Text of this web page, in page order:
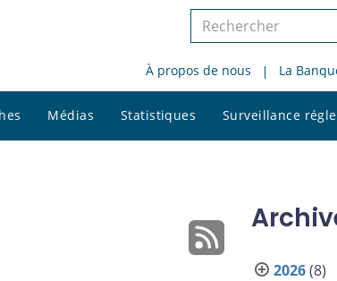
Rechercher
le
site
À propos de nous La
Médias Statistiques Surveillance
2026(8)